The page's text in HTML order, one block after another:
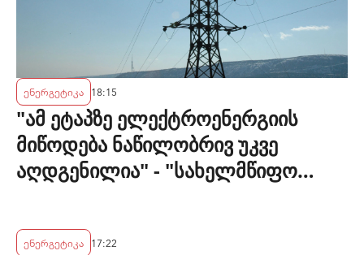
ენერგეტიკა 18:15
"ამ ეტაპზე ელექტროენერგიის
მიწოდება ნაწილობრივ უკვე
აღდგენილია" - "სახელმწიფო
ენერგეტიკა 17:22